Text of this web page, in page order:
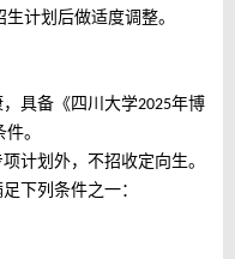
生计划后做适度调整。
具备《四川大学2025年博
。
计划外，不招收定向生。
下列条件之一：